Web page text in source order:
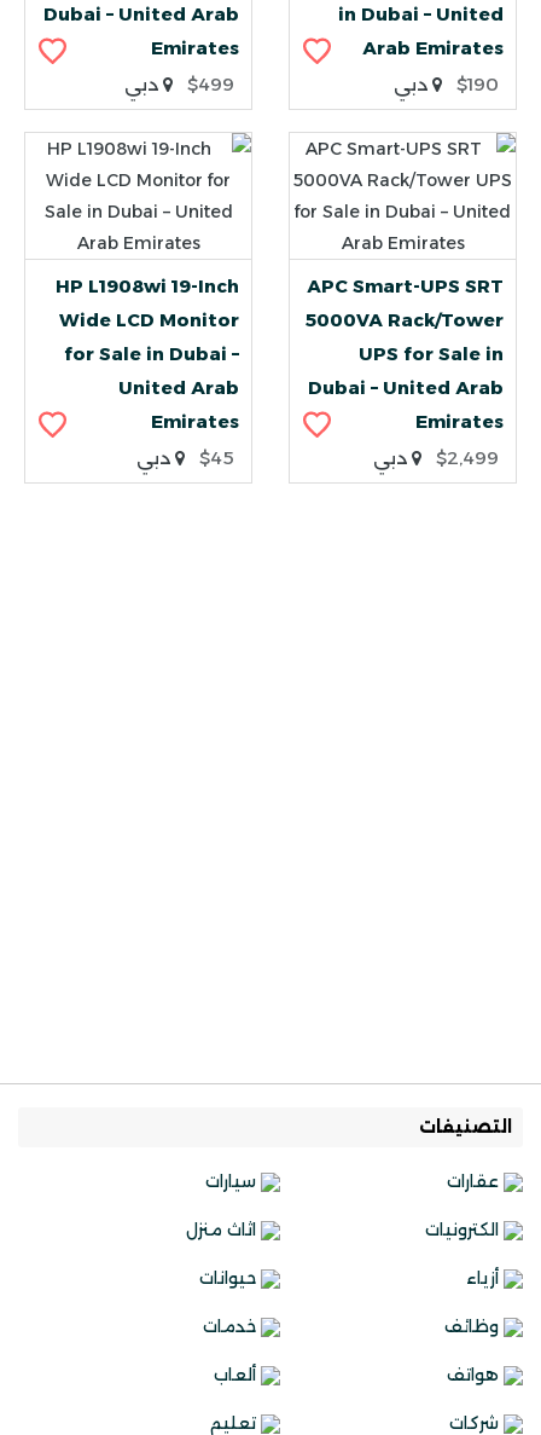
in Dubai – United
Arab Emirates
$190
دبي
Dubai – United Arab
Emirates
$499
دبي
APC Smart-UPS SRT
5000VA Rack/Tower
UPS for Sale in
Dubai – United Arab
Emirates
$2,499
دبي
HP L1908wi 19-Inch
Wide LCD Monitor
for Sale in Dubai –
United Arab
Emirates
$45
دبي
التصنيفات
عقارات سيارات
الكترونيات اثاث منزل
أزياء حيوانات
وظائف خدمات
هواتف ألعاب
شركات تعليم